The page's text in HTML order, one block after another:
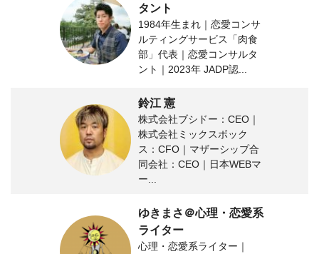
タント
1984年生まれ｜恋愛コンサ
ルティングサービス「肉食
部」代表｜恋愛コンサルタ
ント｜2023年 JADP認...
鈴江 憲
株式会社ブシドー：CEO｜
株式会社ミックスボック
ス：CFO｜マザーシップ合
同会社：CEO｜日本WEBマ
ー...
ゆきまさ＠心理・恋愛系
ライター
心理・恋愛系ライター｜